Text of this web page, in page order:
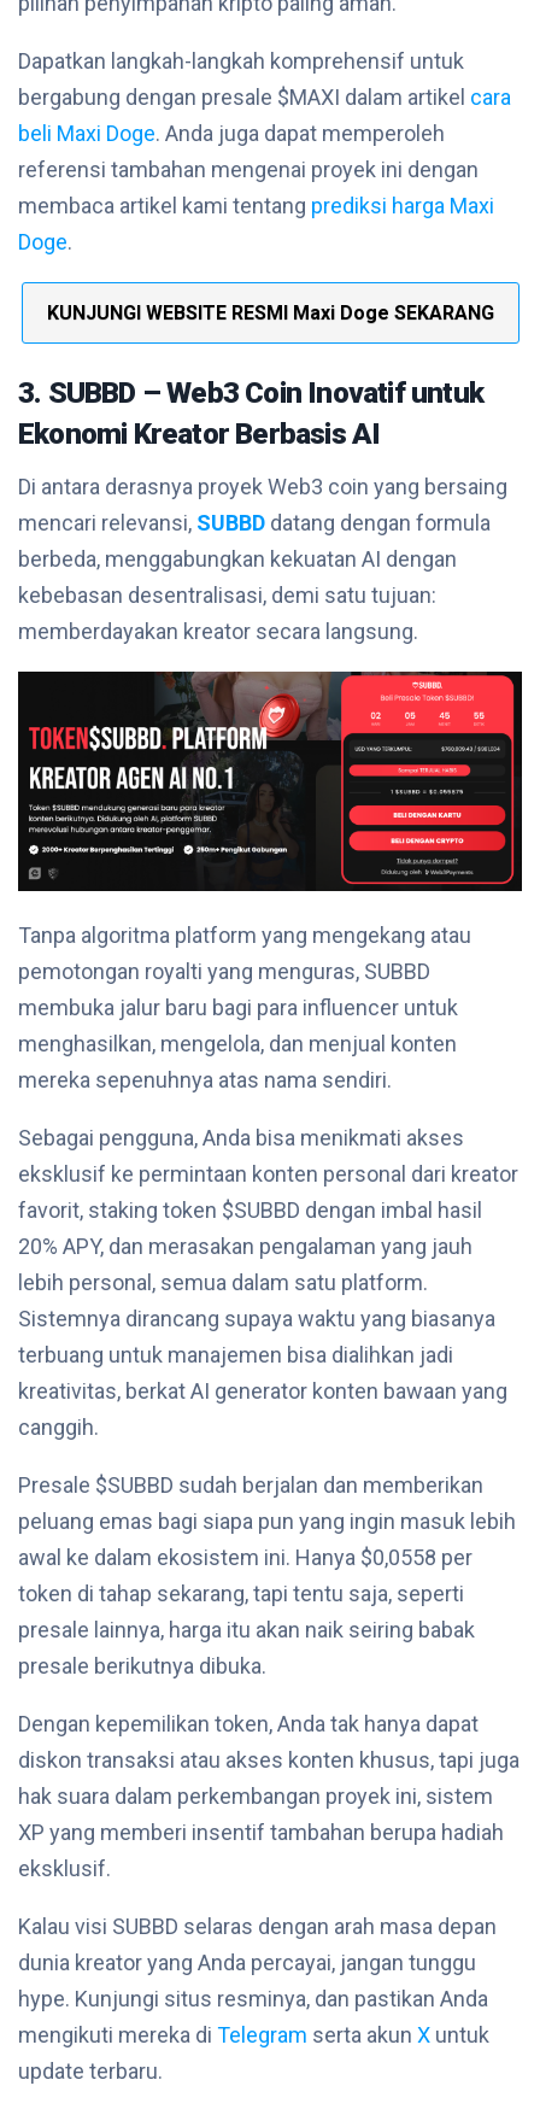
Dapatkan langkah-langkah komprehensif untuk
bergabung dengan presale $MAXI dalam artikel cara
beli Maxi Doge. Anda juga dapat memperoleh
referensi tambahan mengenai proyek ini dengan
membaca artikel kami tentang prediksi harga Maxi
Doge.
KUNJUNGI WEBSITE RESMI Maxi Doge SEKARANG
3. SUBBD – Web3 Coin Inovatif untuk
Ekonomi Kreator Berbasis AI
Di antara derasnya proyek Web3 coin yang bersaing
mencari relevansi, SUBBD datang dengan formula
berbeda, menggabungkan kekuatan AI dengan
kebebasan desentralisasi, demi satu tujuan:
memberdayakan kreator secara langsung.
Tanpa algoritma platform yang mengekang atau
pemotongan royalti yang menguras, SUBBD
membuka jalur baru bagi para influencer untuk
menghasilkan, mengelola, dan menjual konten
mereka sepenuhnya atas nama sendiri.
Sebagai pengguna, Anda bisa menikmati akses
eksklusif ke permintaan konten personal dari kreator
favorit, staking token $SUBBD dengan imbal hasil
20% APY, dan merasakan pengalaman yang jauh
lebih personal, semua dalam satu platform.
Sistemnya dirancang supaya waktu yang biasanya
terbuang untuk manajemen bisa dialihkan jadi
kreativitas, berkat AI generator konten bawaan yang
canggih.
Presale $SUBBD sudah berjalan dan memberikan
peluang emas bagi siapa pun yang ingin masuk lebih
awal ke dalam ekosistem ini. Hanya $0,0558 per
token di tahap sekarang, tapi tentu saja, seperti
presale lainnya, harga itu akan naik seiring babak
presale berikutnya dibuka.
Dengan kepemilikan token, Anda tak hanya dapat
diskon transaksi atau akses konten khusus, tapi juga
hak suara dalam perkembangan proyek ini, sistem
XP yang memberi insentif tambahan berupa hadiah
eksklusif.
Kalau visi SUBBD selaras dengan arah masa depan
dunia kreator yang Anda percayai, jangan tunggu
hype. Kunjungi situs resminya, dan pastikan Anda
mengikuti mereka di Telegram serta akun X untuk
update terbaru.